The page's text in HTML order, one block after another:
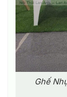
Ghế